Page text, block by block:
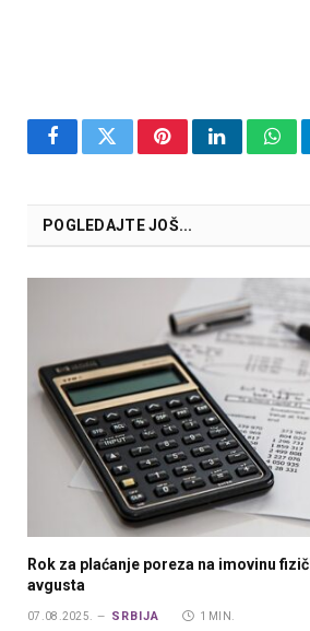
FacebookTwitterPinterestLinkedIn
POGLEDAJTE JOŠ...
Rok za plaćanje poreza na imovinu
avgusta
07.08.2025. SRBIJA 1 MIN.